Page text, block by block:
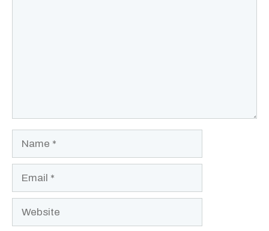
Website